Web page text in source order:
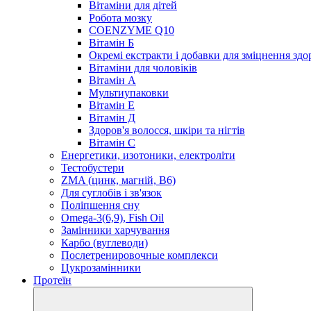
Вітаміни для дітей
Робота мозку
COENZYME Q10
Вітамін Б
Окремі екстракти і добавки для зміцнення
Вітаміни для чоловіків
Вітамін А
Мультиупаковки
Вітамін Е
Вітамін Д
Здоров'я волосся, шкіри та нігтів
Вітамін С
Енергетики, изотоники, електроліти
Тестобустери
ZMA (цинк, магній, В6)
Для суглобів і зв'язок
Поліпшення сну
Omega-3(6,9), Fish Oil
Замінники харчування
Карбо (вуглеводи)
Послетренировочные комплекси
Цукрозамінники
Протеїн